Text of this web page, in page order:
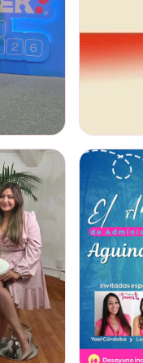
cuarto
Global
impulsa
Del 17 al
Global
Mundial
somos
VER